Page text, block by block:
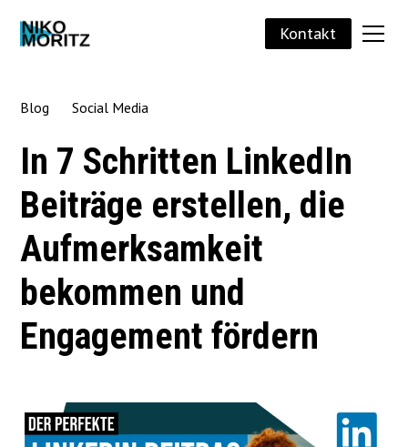
Kontakt
Blog Social Media
In 7 Schritten LinkedIn
Beiträge erstellen, die
Aufmerksamkeit
bekommen und
Engagement fördern